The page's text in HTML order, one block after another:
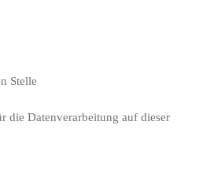
Stelle
die Datenverarbeitung auf dieser